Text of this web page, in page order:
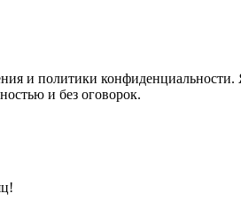
и политики
и без оговорок.